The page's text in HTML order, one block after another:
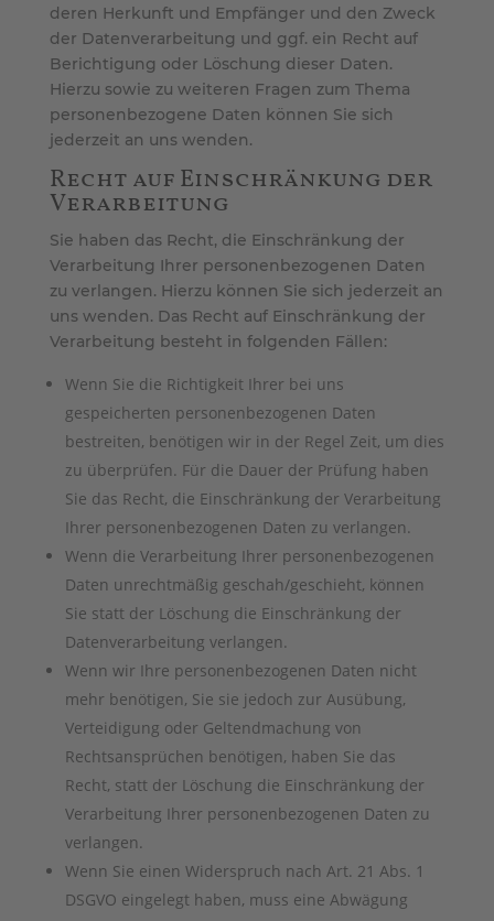
deren Herkunft und Empfänger und den Zweck
der Datenverarbeitung und ggf. ein Recht auf
Berichtigung oder Löschung dieser Daten.
Hierzu sowie zu weiteren Fragen zum Thema
personenbezogene Daten können Sie sich
jederzeit an uns wenden.
Recht auf Einschränkung der
Verarbeitung
Sie haben das Recht, die Einschränkung der
Verarbeitung Ihrer personenbezogenen Daten
zu verlangen. Hierzu können Sie sich jederzeit an
uns wenden. Das Recht auf Einschränkung der
Verarbeitung besteht in folgenden Fällen:
Wenn Sie die Richtigkeit Ihrer bei uns
gespeicherten personenbezogenen Daten
bestreiten, benötigen wir in der Regel Zeit, um dies
zu überprüfen. Für die Dauer der Prüfung haben
Sie das Recht, die Einschränkung der Verarbeitung
Ihrer personenbezogenen Daten zu verlangen.
Wenn die Verarbeitung Ihrer personenbezogenen
Daten unrechtmäßig geschah/geschieht, können
Sie statt der Löschung die Einschränkung der
Datenverarbeitung verlangen.
Wenn wir Ihre personenbezogenen Daten nicht
mehr benötigen, Sie sie jedoch zur Ausübung,
Verteidigung oder Geltendmachung von
Rechtsansprüchen benötigen, haben Sie das
Recht, statt der Löschung die Einschränkung der
Verarbeitung Ihrer personenbezogenen Daten zu
verlangen.
Wenn Sie einen Widerspruch nach Art. 21 Abs. 1
DSGVO eingelegt haben, muss eine Abwägung